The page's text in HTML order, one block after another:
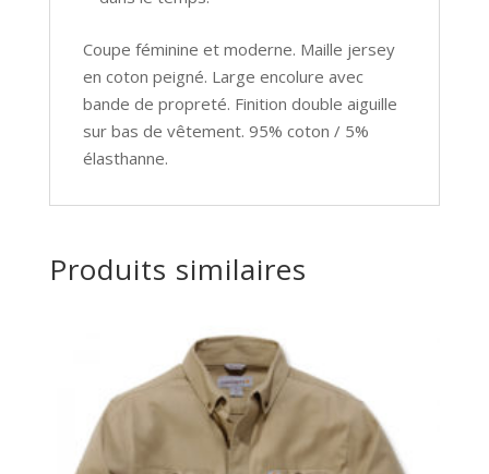
Coupe féminine et moderne. Maille jersey
en coton peigné. Large encolure avec
bande de propreté. Finition double aiguille
sur bas de vêtement. 95% coton / 5%
élasthanne.
Produits similaires